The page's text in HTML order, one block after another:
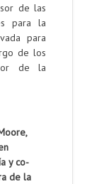
de las
para la
para
de los
de la
y co-
de la